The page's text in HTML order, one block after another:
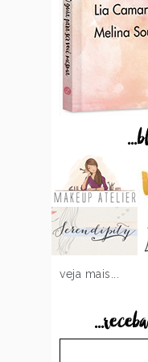
veja mais...